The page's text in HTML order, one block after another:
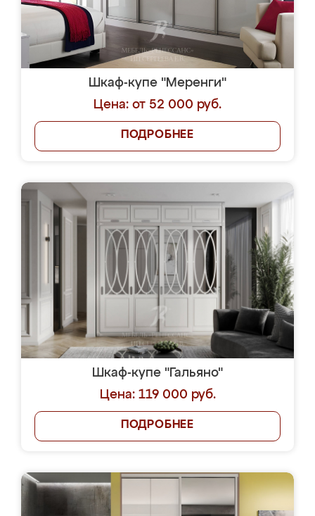
Шкаф-купе "Меренги"
Цена: от 52 000 руб.
ПОДРОБНЕЕ
Шкаф-купе "Гальяно"
Цена: 119 000 руб.
ПОДРОБНЕЕ